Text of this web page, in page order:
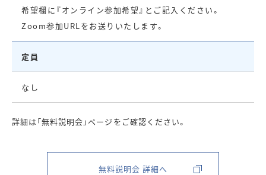
希望欄に『オンライン参加希望』とご記入ください。
Zoom参加URLをお送りいたします。
定員
なし
詳細は「無料説明会」ページをご確認ください。
無料説明会 詳細へ